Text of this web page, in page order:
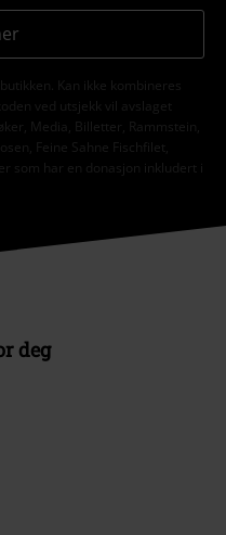
Kan ikke kombineres
ved utsjekk vil avslaget
Media, Billetter, Rammstein,
Feine Sahne Fischfilet,
som har en donasjon inkludert i
deg